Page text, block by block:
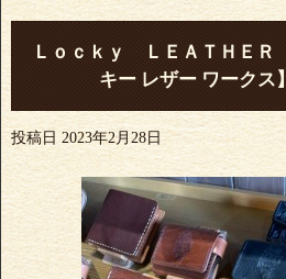
Ｌｏｃｋｙ ＬＥＡＴＨＥ
キー レザー ワークス
投稿日 2023年2月28日